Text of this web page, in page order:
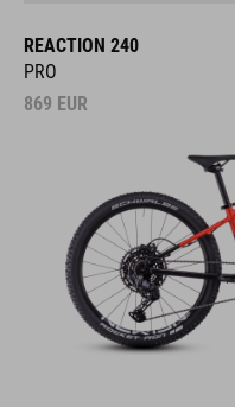
REACTION 240
PRO
869 EUR